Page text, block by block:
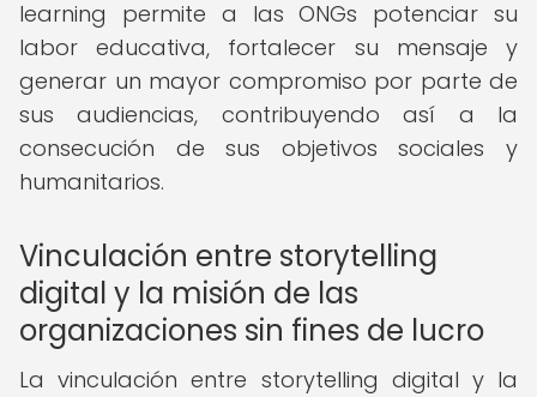
learning permite a las ONGs potenciar su
labor educativa, fortalecer su mensaje y
generar un mayor compromiso por parte de
sus audiencias, contribuyendo así a la
consecución de sus objetivos sociales y
humanitarios.
Vinculación entre storytelling
digital y la misión de las
organizaciones sin fines de lucro
La vinculación entre storytelling digital y la